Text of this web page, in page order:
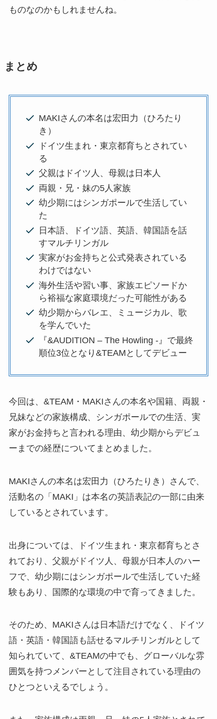
ものなのかもしれませんね。
まとめ
MAKIさんの本名は宏田力（ひろたり
き）
ドイツ生まれ・東京都育ちとされてい
る
父親はドイツ人、母親は日本人
両親・兄・妹の5人家族
幼少期にはシンガポールで生活してい
た
日本語、ドイツ語、英語、韓国語を話
すマルチリンガル
実家がお金持ちと公式発表されている
わけではない
海外生活や習い事、家族エピソードか
ら裕福な家庭環境だった可能性がある
幼少期からバレエ、ミュージカル、歌
を学んでいた
『&AUDITION – The Howling -』で最終
順位3位となり&TEAMとしてデビュー
今回は、&TEAM・MAKIさんの本名や国籍、両親・
兄妹などの家族構成、シンガポールでの生活、実
家がお金持ちと言われる理由、幼少期からデビュ
ーまでの経歴についてまとめました。
MAKIさんの本名は宏田力（ひろたりき）さんで、
活動名の「MAKI」は本名の英語表記の一部に由来
しているとされています。
出身については、ドイツ生まれ・東京都育ちとさ
れており、父親がドイツ人、母親が日本人のハー
フで、幼少期にはシンガポールで生活していた経
験もあり、国際的な環境の中で育ってきました。
そのため、MAKIさんは日本語だけでなく、ドイツ
語・英語・韓国語も話せるマルチリンガルとして
知られていて、&TEAMの中でも、グローバルな雰
囲気を持つメンバーとして注目されている理由の
ひとつといえるでしょう。